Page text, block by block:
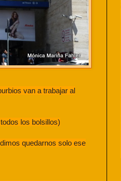
van a trabajar al
los bolsillos)
quedarnos solo ese